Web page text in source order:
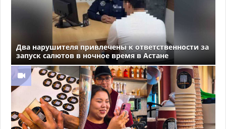
Два нарушителя привлечены к ответственности за
запуск салютов в ночное время в Астане